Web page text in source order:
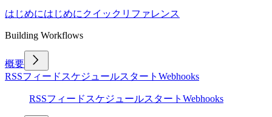
はじめにはじめに クイックリファレンス
Building Workflows
概要
RSSフィード スケジュールスタート Webhooks
RSSフィード スケジュールスタート Webhooks